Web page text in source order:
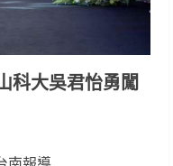
科大吳君怡勇闖